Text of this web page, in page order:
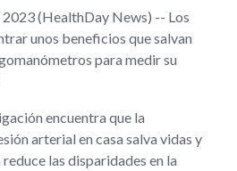
(HealthDay News) -- Los
unos beneficios que salvan
para medir su
encuentra que la
arterial en casa salva vidas y
las disparidades en la